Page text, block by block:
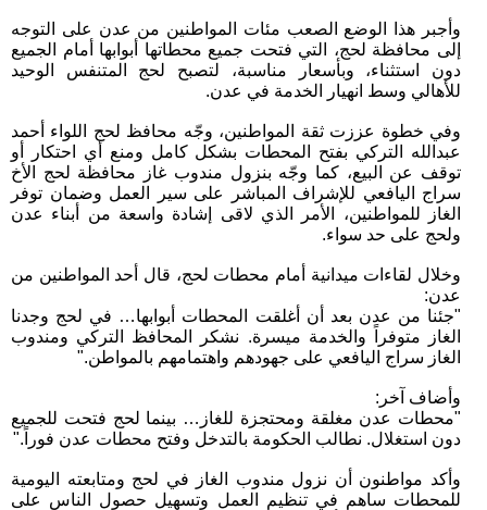
وأجبر هذا الوضع الصعب مئات المواطنين من عدن على التوجه
إلى محافظة لحج، التي فتحت جميع محطاتها أبوابها أمام الجميع
دون استثناء، وبأسعار مناسبة، لتصبح لحج المتنفس الوحيد
للأهالي وسط انهيار الخدمة في عدن.
وفي خطوة عززت ثقة المواطنين، وجّه محافظ لحج اللواء أحمد
عبدالله التركي بفتح المحطات بشكل كامل ومنع أي احتكار أو
توقف عن البيع، كما وجّه بنزول مندوب غاز محافظة لحج الأخ
سراج اليافعي للإشراف المباشر على سير العمل وضمان توفر
الغاز للمواطنين، الأمر الذي لاقى إشادة واسعة من أبناء عدن
ولحج على حد سواء.
وخلال لقاءات ميدانية أمام محطات لحج، قال أحد المواطنين من
عدن:
"جئنا من عدن بعد أن أغلقت المحطات أبوابها… في لحج وجدنا
الغاز متوفراً والخدمة ميسرة. نشكر المحافظ التركي ومندوب
الغاز سراج اليافعي على جهودهم واهتمامهم بالمواطن."
وأضاف آخر:
"محطات عدن مغلقة ومحتجزة للغاز… بينما لحج فتحت للجميع
دون استغلال. نطالب الحكومة بالتدخل وفتح محطات عدن فوراً."
وأكد مواطنون أن نزول مندوب الغاز في لحج ومتابعته اليومية
للمحطات ساهم في تنظيم العمل وتسهيل حصول الناس على